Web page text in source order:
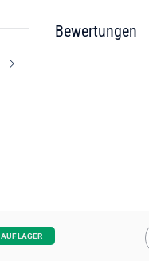
Bewertungen
AUF LAGER